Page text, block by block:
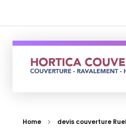
Home devis couverture